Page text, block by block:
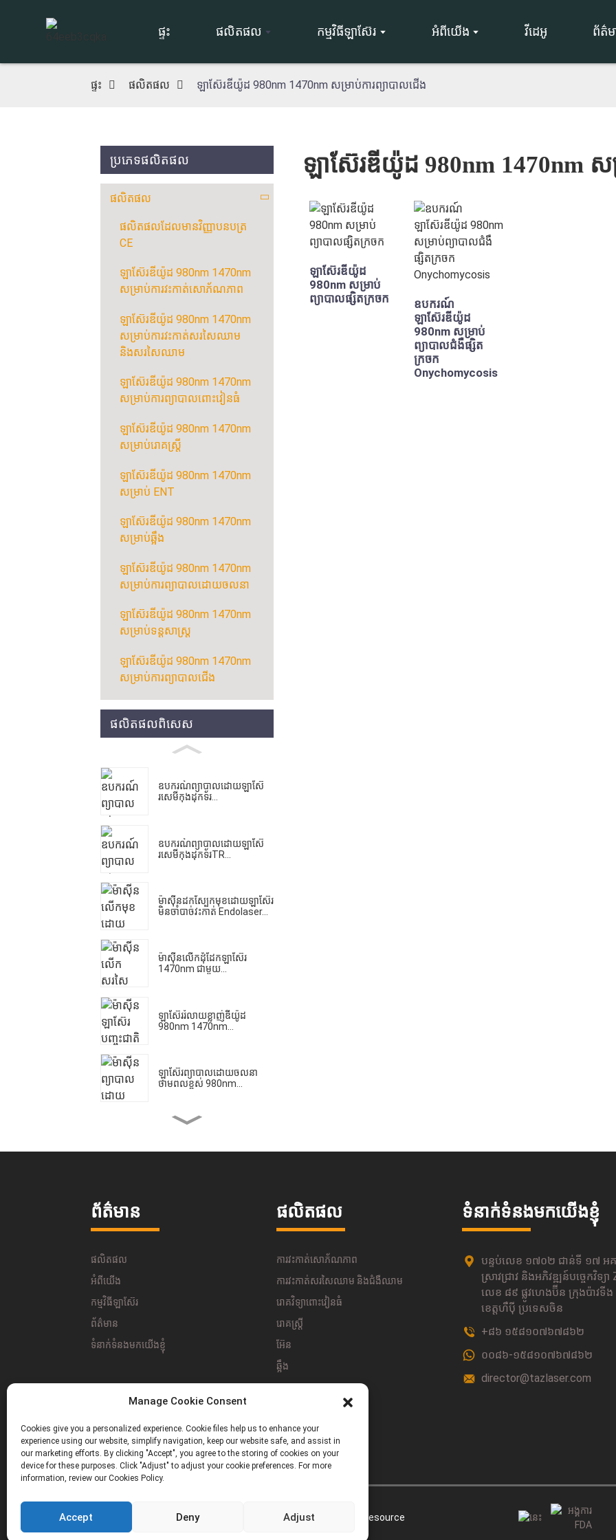
ផ្ទះ ផលិតផល កម្មវិធីឡាស៊ែរ អំពីយើង វីដេអូ ព័ត៌ម
ផ្ទះ ផលិតផល ឡាស៊ែរឌីយ៉ូដ 980nm 1470nm សម្រាប់ការព្យាបាលជើង
ប្រភេទផលិតផល
ផលិតផល
ផលិតផលដែលមានវិញ្ញាបនបត្រ
CE
ឡាស៊ែរឌីយ៉ូដ 980nm 1470nm
សម្រាប់ការវះកាត់សោភ័ណភាព
ឡាស៊ែរឌីយ៉ូដ 980nm 1470nm
សម្រាប់ការវះកាត់សរសៃឈាម
និងសរសៃឈាម
ឡាស៊ែរឌីយ៉ូដ 980nm 1470nm
សម្រាប់ការព្យាបាលពោះវៀនធំ
ឡាស៊ែរឌីយ៉ូដ 980nm 1470nm
សម្រាប់រោគស្ត្រី
ឡាស៊ែរឌីយ៉ូដ 980nm 1470nm
សម្រាប់ ENT
ឡាស៊ែរឌីយ៉ូដ 980nm 1470nm
សម្រាប់ឆ្អឹង
ឡាស៊ែរឌីយ៉ូដ 980nm 1470nm
សម្រាប់ការព្យាបាលដោយចលនា
ឡាស៊ែរឌីយ៉ូដ 980nm 1470nm
សម្រាប់ទន្តសាស្ត្រ
ឡាស៊ែរឌីយ៉ូដ 980nm 1470nm
សម្រាប់ការព្យាបាលជើង
ផលិតផលពិសេស
ឧបករណ៍ព្យាបាលដោយឡាស៊ែ
រសេមីកុងដុកទ័រ...
ឧបករណ៍ព្យាបាលដោយឡាស៊ែ
រសេមីកុងដុកទ័រTR...
ម៉ាស៊ីន​ដក​ស្បែក​មុខ​ដោយ​ឡាស៊ែរ​
មិន​ចាំបាច់​វះកាត់ Endolaser...
ម៉ាស៊ីនលើកដុំដែកឡាស៊ែរ
1470nm ជាមួយ...
ឡាស៊ែរ​រំលាយ​ខ្លាញ់​ឌីយ៉ូដ
980nm 1470nm...
ឡាស៊ែរព្យាបាលដោយចលនា
ថាមពលខ្ពស់ 980nm...
ការព្យាបាលដោយឡាស៊ែរសម្រាប់
ឡាស៊ែរឌីយ៉ូដ 980nm 1470nm សម្
ឡាស៊ែរឌីយ៉ូដ
980nm សម្រាប់
ព្យាបាលផ្សិតក្រចក
ឧបករណ៍
ឡាស៊ែរឌីយ៉ូដ
980nm សម្រាប់
ព្យាបាលជំងឺផ្សិត
ក្រចក
Onychomycosis
ព័ត៌មាន
ផលិតផល
អំពីយើង
កម្មវិធីឡាស៊ែរ
ព័ត៌មាន
ទំនាក់ទំនងមកយើងខ្ញុំ
ផលិតផល
ការវះកាត់សោភ័ណភាព
ការវះកាត់សរសៃឈាម និងជំងឺឈាម
រោគវិទ្យាពោះវៀនធំ
រោគស្ត្រី
អ៊ែន
ឆ្អឹង
ការព្យាបាលដោយចលនា
ការព្យាបាលជើង
ទំនាក់ទំនងមកយើងខ្ញុំ
បន្ទប់លេខ ១៧០២ ជាន់ទី ១៧ អគ
ស្រាវជ្រាវ និងអភិវឌ្ឍន៍បច្ចេកវិទ្យា
លេខ ៨៩ ផ្លូវហេងប៊ីន ក្រុងប៉ាវទីង
ខេត្តហឺប៉ី ប្រទេសចិន
+៨៦ ១៥៨១០៧៦៧៨៦២
០០៨៦-១៥៨១០៧៦៧៨៦២
director@tazlaser.com
ក្រុមហ៊ុនបច្ចេកវិទ្យាអេឡិចត្រូនិច ប៉ាវទីង ថេអានចូវ លីមីតធីត- ផែនទីគេហទំព័រ Resource
Manage Cookie Consent
Cookies give you a personalized experience. Cookie files help us to enhance your
experience using our website, simplify navigation, keep our website safe, and assist in
our marketing efforts. By clicking "Accept", you agree to the storing of cookies on your
device for these purposes. Click "Adjust" to adjust your cookie preferences. For more
information, review our Cookies Policy.
Accept Deny Adjust